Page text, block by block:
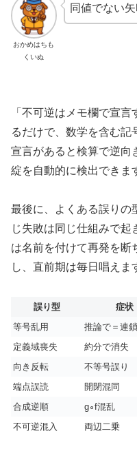
おかめはちも
くいぬ
同値でない
「不可逆はメモ欄で宣
るだけで、数学を含む記
宣言があると検算で逆向
綻を自動的に検出できま
最後に、よくある誤りの
じ失敗は同じ仕組みで起
は名前を付けて再発を断
し、直前期は毎日唱えま
誤り型 症状
等号乱用
推論で＝連鎖
定義域喪失
約分で消失
向き反転
不等号誤り
端点誤読
開閉混同
合成逆順
g∘f混乱
不可逆混入
両辺二乗